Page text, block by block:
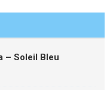
– Soleil Bleu